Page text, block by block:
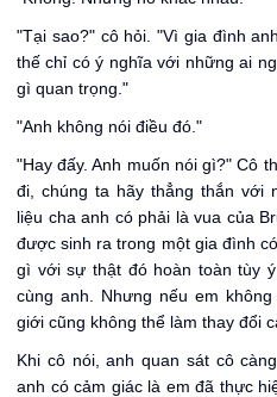
"Tại sao?" cô hỏi. "Vì gia đình
thế chỉ có ý nghĩa với những ai
gì quan trọng."
"Anh không nói điều đó."
"Hay đấy. Anh muốn nói gì?" Cô
đi, chúng ta hãy thẳng thắn với
liệu cha anh có phải là vua của
được sinh ra trong một gia đình
gì với sự thật đó hoàn toàn tùy
cùng anh. Nhưng nếu em
giới cũng không thể làm thay đổi
Khi cô nói, anh quan sát cô
anh có cảm giác là em đã thực